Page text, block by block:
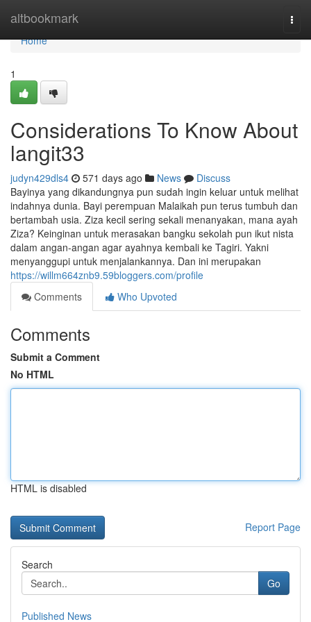
altbookmark
Home
Home
1
Considerations To Know About
langit33
judyn429dls4 571 days ago News
Discuss
Bayinya yang dikandungnya pun sudah ingin keluar untuk melihat
indahnya dunia. Bayi perempuan Malaikah pun terus tumbuh dan
bertambah usia. Ziza kecil sering sekali menanyakan, mana ayah
Ziza? Keinginan untuk merasakan bangku sekolah pun ikut nista
dalam angan-angan agar ayahnya kembali ke Tagiri. Yakni
menyanggupi untuk menjalankannya. Dan ini merupakan
https://willm664znb9.59bloggers.com/profile
Comments
Who Upvoted
Comments
Submit a Comment
No HTML
HTML is disabled
Report Page
Search
Go
Published News